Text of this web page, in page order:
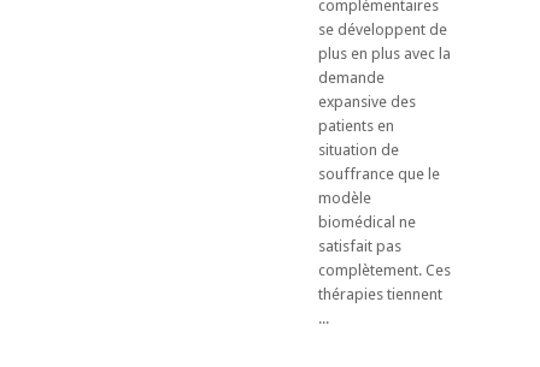
complémentaires
se développent de
plus en plus avec la
demande
expansive des
patients en
situation de
souffrance que le
modèle
biomédical ne
satisfait pas
complètement. Ces
thérapies tiennent
...